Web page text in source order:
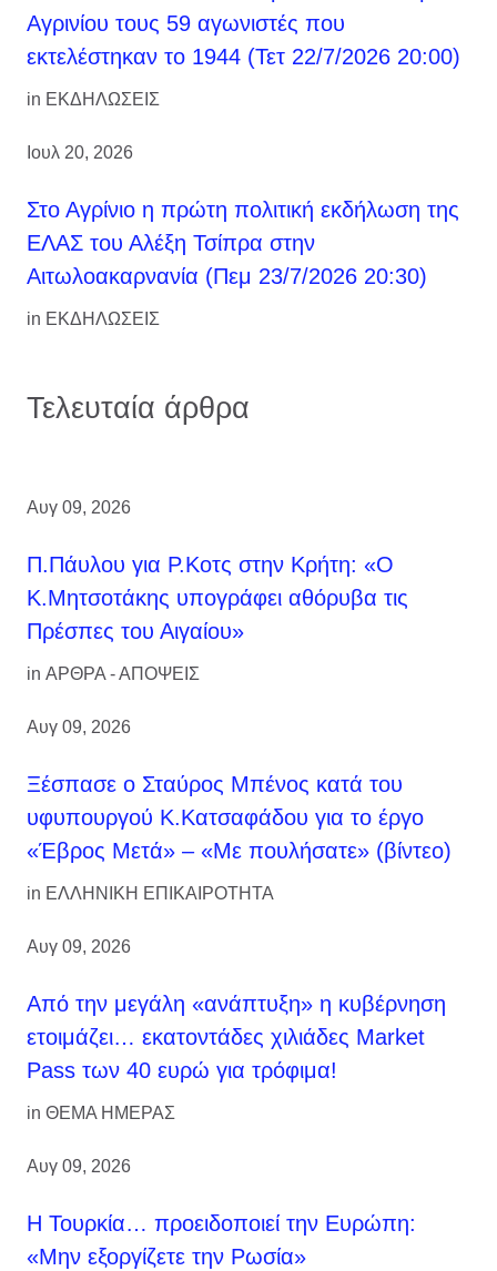
Αγρινίου τους 59 αγωνιστές που
εκτελέστηκαν το 1944 (Τετ 22/7/2026 20:00)
in ΕΚΔΗΛΩΣΕΙΣ
Ιουλ 20, 2026
Στο Αγρίνιο η πρώτη πολιτική εκδήλωση της
ΕΛΑΣ του Αλέξη Τσίπρα στην
Αιτωλοακαρνανία (Πεμ 23/7/2026 20:30)
in ΕΚΔΗΛΩΣΕΙΣ
Τελευταία άρθρα
Αυγ 09, 2026
Π.Πάυλου για Ρ.Κοτς στην Κρήτη: «Ο
Κ.Μητσοτάκης υπογράφει αθόρυβα τις
Πρέσπες του Αιγαίου»
in ΑΡΘΡΑ - ΑΠΟΨΕΙΣ
Αυγ 09, 2026
Ξέσπασε ο Σταύρος Μπένος κατά του
υφυπουργού Κ.Κατσαφάδου για το έργο
«Έβρος Μετά» – «Με πουλήσατε» (βίντεο)
in ΕΛΛΗΝΙΚΗ ΕΠΙΚΑΙΡΟΤΗΤΑ
Αυγ 09, 2026
Από την μεγάλη «ανάπτυξη» η κυβέρνηση
ετοιμάζει… εκατοντάδες χιλιάδες Market
Pass των 40 ευρώ για τρόφιμα!
in ΘΕΜΑ ΗΜΕΡΑΣ
Αυγ 09, 2026
Η Τουρκία… προειδοποιεί την Ευρώπη:
«Μην εξοργίζετε την Ρωσία»